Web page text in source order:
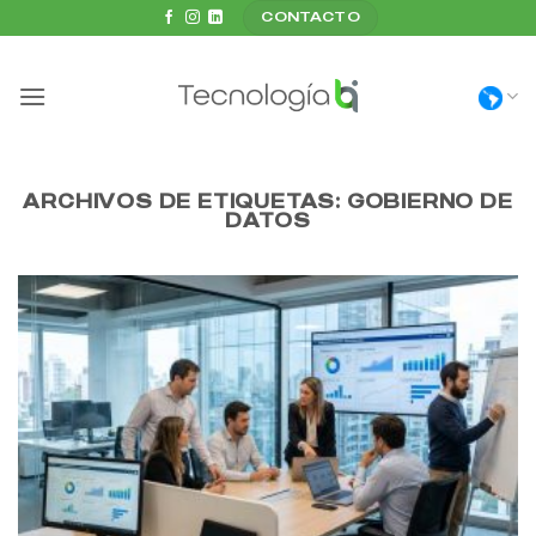
CONTACTO
ARCHIVOS DE ETIQUETAS: GOBIERNO DE
DATOS